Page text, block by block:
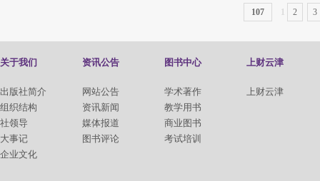
107 2 3
关于我们
出版社简介
组织结构
社领导
大事记
企业文化
资讯公告
网站公告
资讯新闻
媒体报道
图书评论
图书中心
学术著作
教学用书
商业图书
考试培训
上财云津
上财云津